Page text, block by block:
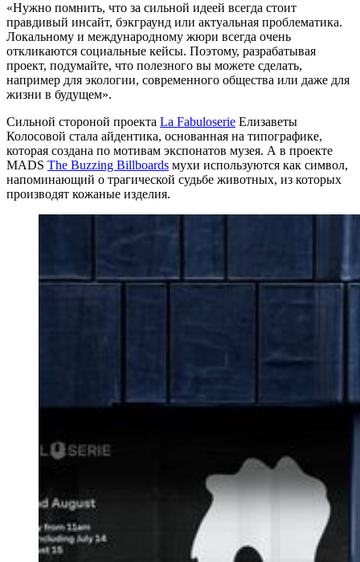
«Нужно помнить, что за сильной идеей всегда стоит
правдивый инсайт, бэкграунд или актуальная проблематика.
Локальному и международному жюри всегда очень
откликаются социальные кейсы. Поэтому, разрабатывая
проект, подумайте, что полезного вы можете сделать,
например для экологии, современного общества или даже для
жизни в будущем».
Сильной стороной проекта La Fabuloserie Елизаветы
Колосовой стала айдентика, основанная на типографике,
которая создана по мотивам экспонатов музея. А в проекте
MADS The Buzzing Billboards мухи используются как символ,
напоминающий о трагической судьбе животных, из которых
производят кожаные изделия.